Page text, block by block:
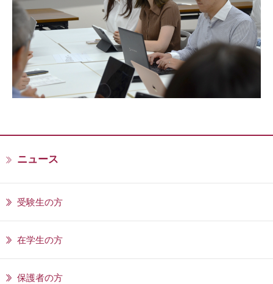
ニュース
受験生の方
在学生の方
保護者の方